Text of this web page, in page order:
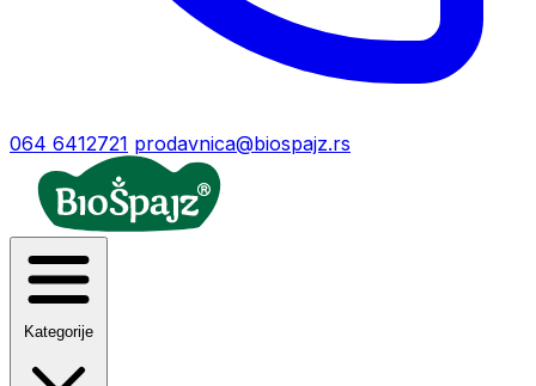
064 6412721 prodavnica@biospajz.rs
Kategorije